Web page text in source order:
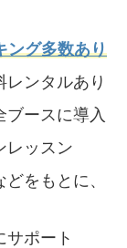
ング多数あり
ンタルあり
ースに導入
レッスン
をもとに、
サポート